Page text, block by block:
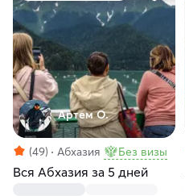
Артем О.
(49) Абхазия Без визы
Вся Абхазия за 5 дней